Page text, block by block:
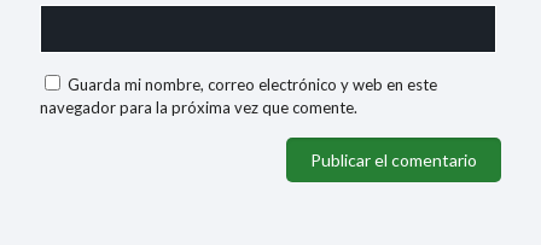
Guarda mi nombre, correo electrónico y web en este
navegador para la próxima vez que comente.